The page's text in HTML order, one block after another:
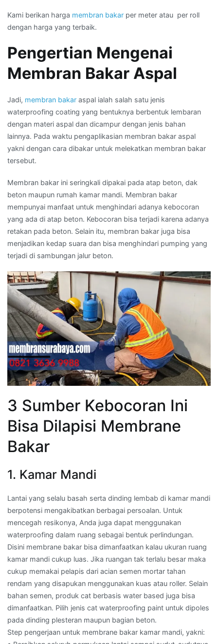
Kami berikan harga membran bakar per meter atau per roll
dengan harga yang terbaik.
Pengertian Mengenai
Membran Bakar Aspal
Jadi, membran bakar aspal ialah salah satu jenis
waterproofing coating yang bentuknya berbentuk lembaran
dengan materi aspal dan dicampur dengan jenis bahan
lainnya. Pada waktu pengaplikasian membran bakar aspal
yakni dengan cara dibakar untuk melekatkan membran bakar
tersebut.
Membran bakar ini seringkali dipakai pada atap beton, dak
beton maupun rumah kamar mandi. Membran bakar
mempunyai manfaat untuk menghindari adanya kebocoran
yang ada di atap beton. Kebocoran bisa terjadi karena adanya
retakan pada beton. Selain itu, membran bakar juga bisa
menjadikan kedap suara dan bisa menghindari pumping yang
terjadi di sambungan jalur beton.
3 Sumber Kebocoran Ini
Bisa Dilapisi Membrane
Bakar
1. Kamar Mandi
Lantai yang selalu basah serta dinding lembab di kamar mandi
berpotensi mengakibatkan berbagai persoalan. Untuk
mencegah resikonya, Anda juga dapat menggunakan
waterproofing dalam ruang sebagai bentuk perlindungan.
Disini membrane bakar bisa dimanfaatkan kalau ukuran ruang
kamar mandi cukup luas. Jika ruangan tak terlalu besar maka
cukup memakai pelapis dari acian semen mortar tahan
rendam yang disapukan menggunakan kuas atau roller. Selain
bahan semen, produk cat berbasis water based juga bisa
dimanfaatkan. Pilih jenis cat waterproofing paint untuk dipoles
pada dinding plesteran maupun bagian beton.
Step pengerjaan untuk membrane bakar kamar mandi, yakni: